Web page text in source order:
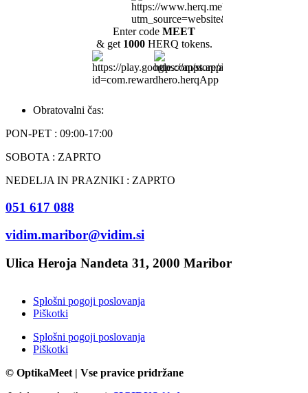
Enter code MEET
& get 1000HERQ tokens.
Obratovalni čas:
PON-PET : 09:00-17:00
SOBOTA : ZAPRTO
NEDELJA IN PRAZNIKI : ZAPRTO
051 617 088
vidim.maribor@vidim.si
Ulica Heroja Nandeta 31, 2000 Maribor
Splošni pogoji poslovanja
Piškotki
Splošni pogoji poslovanja
Piškotki
© OptikaMeet | Vse pravice pridržane